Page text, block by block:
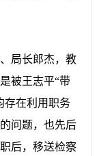
局长郎杰，教
被王志平“带
存在利用职务
问题，也先后
后，移送检察